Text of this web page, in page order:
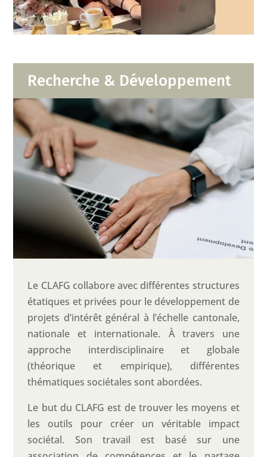
Recherche & Développement
Le CLAFG collabore avec différentes structures
étatiques et privées pour le développement de
projets d’intérêt général à l’échelle cantonale,
nationale et internationale. À travers une
approche interdisciplinaire et globale
(théorique et empirique), différentes
thématiques sociétales sont abordées.
Le but du CLAFG est de trouver les moyens et
les outils pour créer un véritable impact
sociétal. Son travail est basé sur une